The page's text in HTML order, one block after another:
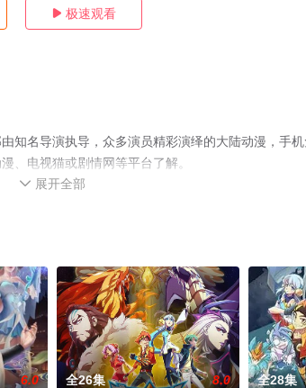
 极速观看
知名导演执导，众多演员精彩演绎的大陆动漫，手
、电视猫或剧情网等平台了解。
 展开全部
6.0 全26集 8.0 全28集